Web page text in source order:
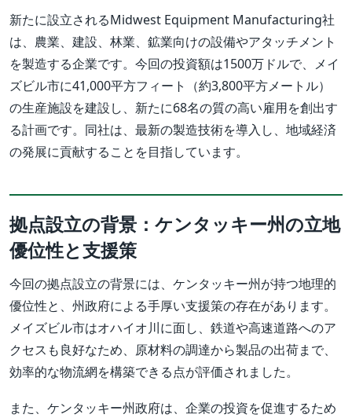
新たに設立されるMidwest Equipment Manufacturing社
は、農業、建設、林業、鉱業向けの設備やアタッチメント
を製造する企業です。今回の投資額は1500万ドルで、メイ
ズビル市に41,000平方フィート（約3,800平方メートル）
の生産施設を建設し、新たに68名の質の高い雇用を創出す
る計画です。同社は、最新の製造技術を導入し、地域経済
の発展に貢献することを目指しています。
拠点設立の背景：ケンタッキー州の立地
優位性と支援策
今回の拠点設立の背景には、ケンタッキー州が持つ地理的
優位性と、州政府による手厚い支援策の存在があります。
メイズビル市はオハイオ川に面し、鉄道や高速道路へのア
クセスも良好なため、原材料の調達から製品の出荷まで、
効率的な物流網を構築できる点が評価されました。
また、ケンタッキー州政府は、企業の投資を促進するため